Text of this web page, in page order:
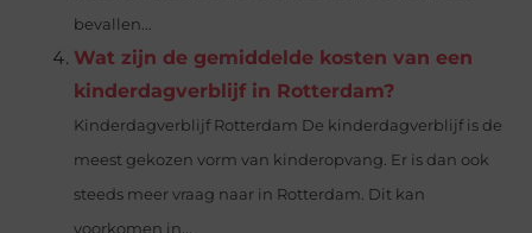
bevallen...
Wat zijn de gemiddelde kosten van een
kinderdagverblijf in Rotterdam?
Kinderdagverblijf Rotterdam De kinderdagverblijf is de
meest gekozen vorm van kinderopvang. Er is dan ook
steeds meer vraag naar in Rotterdam. Dit kan
voorkomen in...